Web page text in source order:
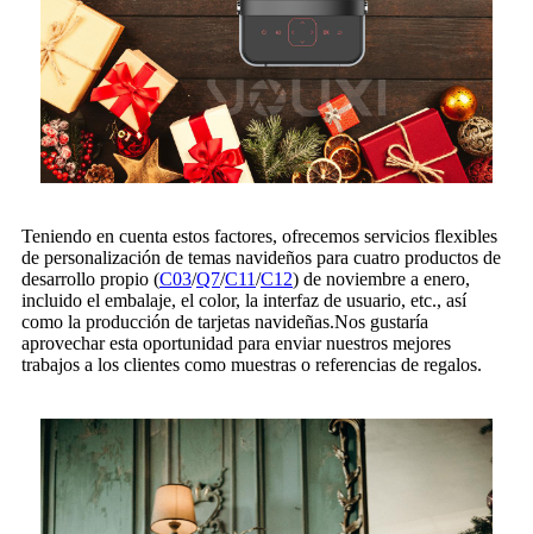
Teniendo en cuenta estos factores, ofrecemos servicios flexibles
de personalización de temas navideños para cuatro productos de
desarrollo propio (C03/Q7/C11/C12) de noviembre a enero,
incluido el embalaje, el color, la interfaz de usuario, etc., así
como la producción de tarjetas navideñas.Nos gustaría
aprovechar esta oportunidad para enviar nuestros mejores
trabajos a los clientes como muestras o referencias de regalos.